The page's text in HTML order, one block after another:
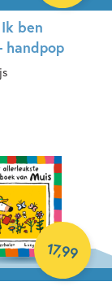
ben
handpop
17,99